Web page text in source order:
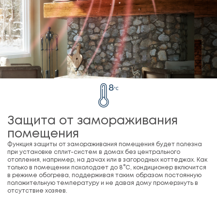
Защита от замораживания
помещения
Функция защиты от замораживания помещения будет полезна
при установке сплит-систем в домах без центрального
отопления, например, на дачах или в загородных коттеджах. Как
только в помещении похолодает до 8°С, кондиционер включится
в режиме обогрева, поддерживая таким образом постоянную
положительную температуру и не давая дому промерзнуть в
отсутствие хозяев.